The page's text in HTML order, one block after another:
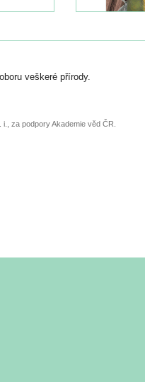
veškeré přírody.
za podpory Akademie věd ČR.